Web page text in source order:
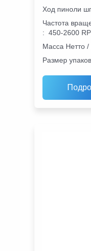
Ход пиноли
Частота
: 450-2600
Масса Нетто /
Размер